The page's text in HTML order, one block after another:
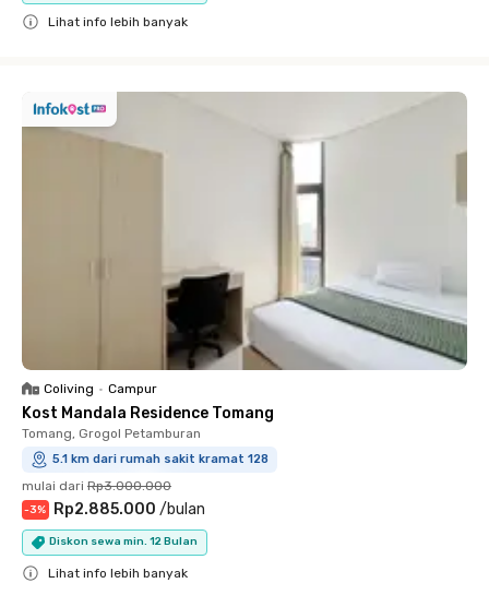
Lihat info lebih banyak
Coliving • Campur
Kost Mandala Residence Tomang
Tomang, Grogol Petamburan
5.1 km dari rumah sakit kramat 128
mulai dari Rp3.000.000
-3% Rp2.885.000 /bulan
Diskon sewa min. 12 Bulan
Lihat info lebih banyak